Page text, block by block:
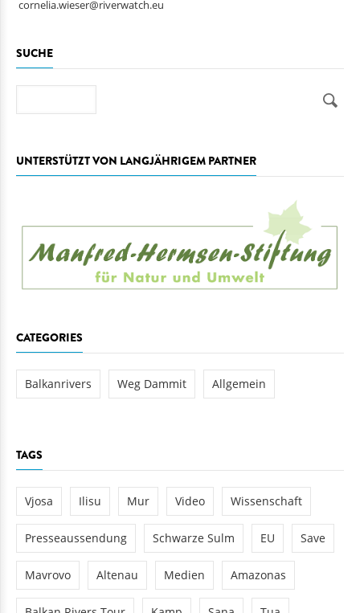
cornelia.wieser@riverwatch.eu
SUCHE
UNTERSTÜTZT VON LANGJÄHRIGEM PARTNER
CATEGORIES
Balkanrivers Weg Dammit Allgemein
TAGS
Vjosa Ilisu Mur Video Wissenschaft
Presseaussendung Schwarze Sulm EU Save
Mavrovo Altenau Medien Amazonas